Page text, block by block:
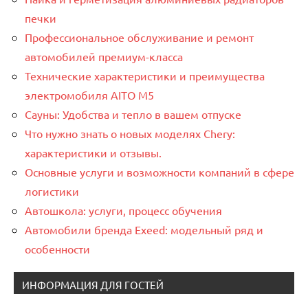
печки
Профессиональное обслуживание и ремонт
автомобилей премиум-класса
Технические характеристики и преимущества
электромобиля AITO M5
Сауны: Удобства и тепло в вашем отпуске
Что нужно знать о новых моделях Chery:
характеристики и отзывы.
Основные услуги и возможности компаний в сфере
логистики
Автошкола: услуги, процесс обучения
Автомобили бренда Exeed: модельный ряд и
особенности
ИНФОРМАЦИЯ ДЛЯ ГОСТЕЙ